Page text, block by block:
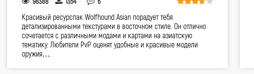
Красивый ресурспак Wolfhound Asian порадует тебя
детализированными текстурами в восточном стиле. Он отлично
сочетается с различными модами и картами на азиатскую
тематику. Любители PvP оценят удобные и красивые модели
оружия….